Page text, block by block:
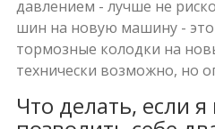
давлением - лучше не
шин на новую машину - это
тормозные колодки на
технически возможно, но
Что делать, если